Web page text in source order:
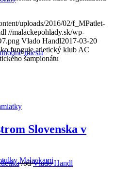
miesta
Malackami
uploads/2016/02/f_MPatlet-
//malackepohlady.sk/wp-
Vlado Handl2017-03-20
funguje atletický klub AC
šampionátu
Slovenska v
/odVlado Handl